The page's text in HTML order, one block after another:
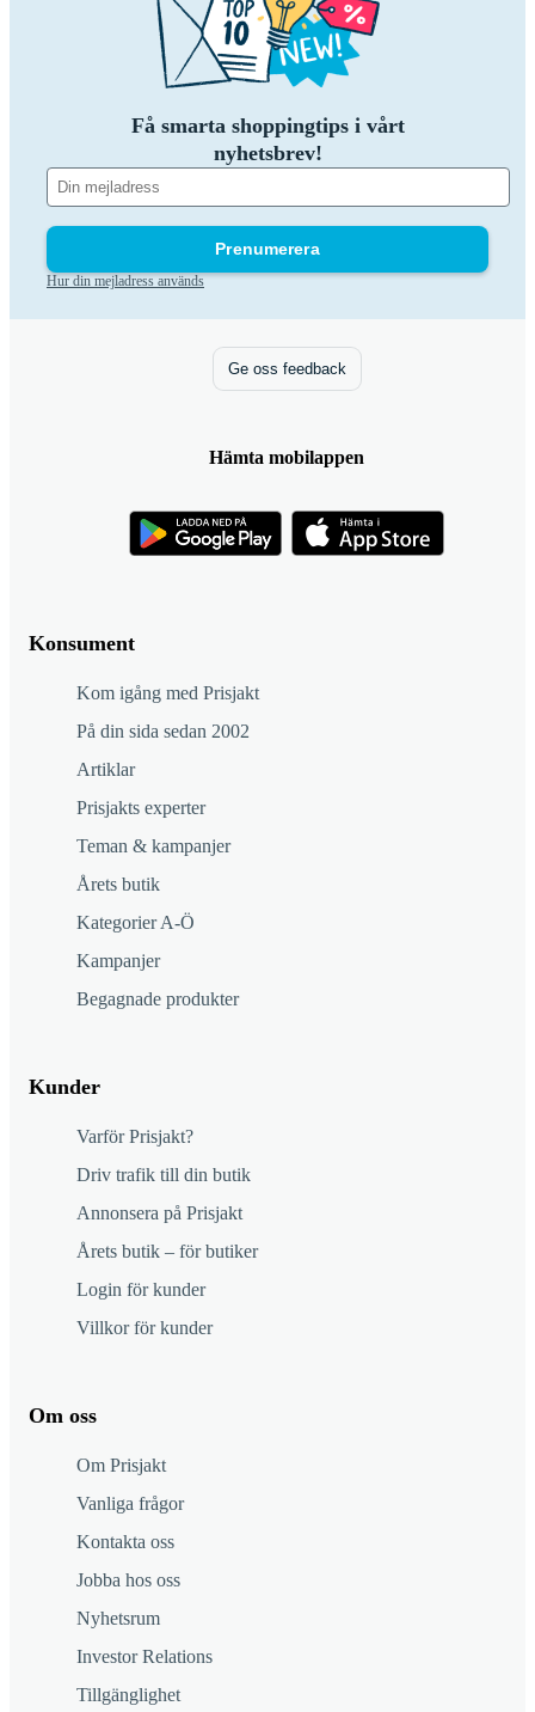
Få smarta shoppingtips i vårt
nyhetsbrev!
Prenumerera
Hur din mejladress används
Konsument
Kom igång med Prisjakt
På din sida sedan 2002
Artiklar
Prisjakts experter
Teman & kampanjer
Årets butik
Kategorier A-Ö
Kampanjer
Begagnade produkter
Kunder
Varför Prisjakt?
Driv trafik till din butik
Annonsera på Prisjakt
Årets butik – för butiker
Login för kunder
Villkor för kunder
Om oss
Om Prisjakt
Vanliga frågor
Kontakta oss
Jobba hos oss
Nyhetsrum
Investor Relations
Tillgänglighet
Ge oss feedback
Hämta mobilappen